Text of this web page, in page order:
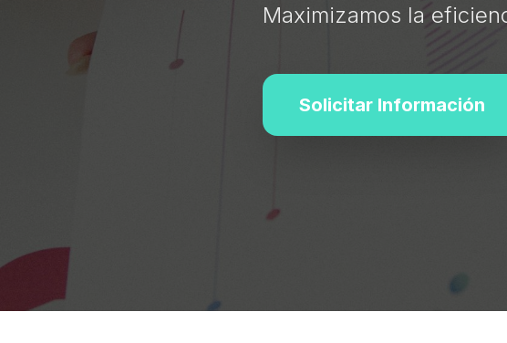
Maximizamos la
Solicitar Información